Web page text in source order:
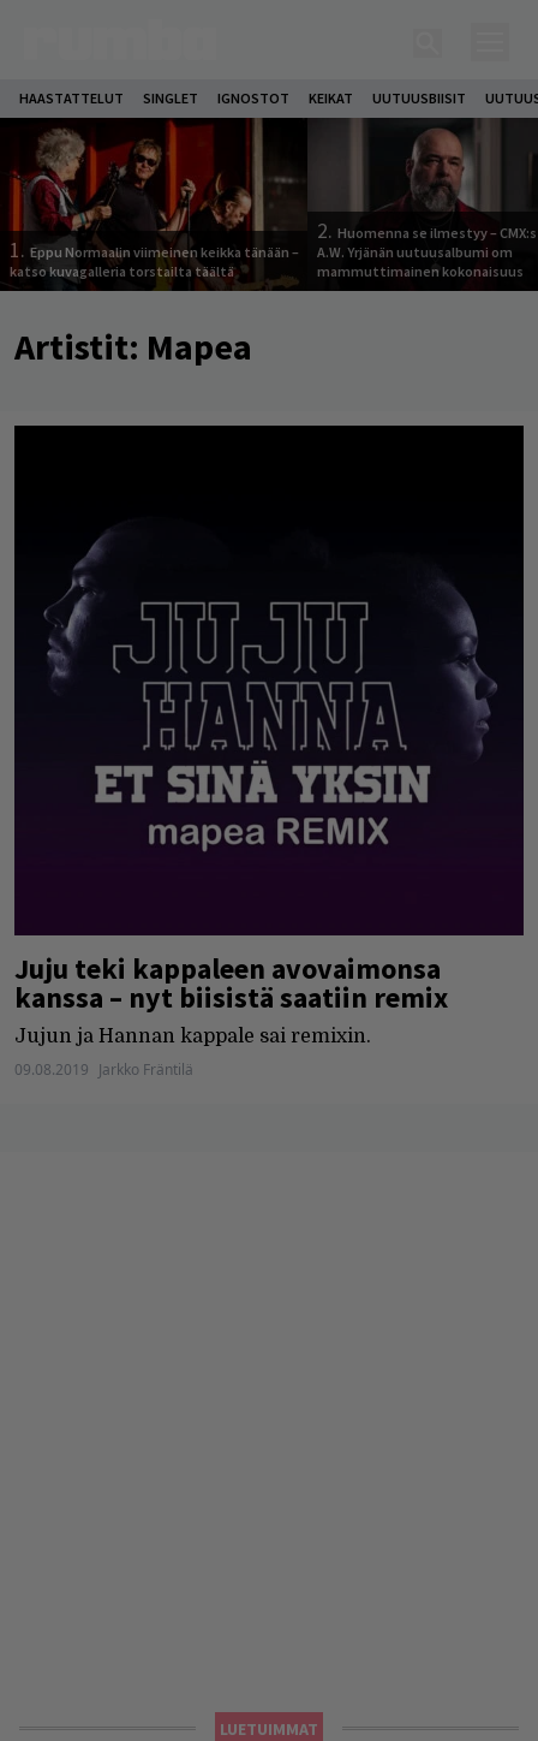
HAASTATTELUT SINGLET IGNOSTOT KEIKAT UUTUUSBIISIT
1. Eppu Normaalin viimeinen keikka tänään –
katso kuvagalleria torstailta täältä
2. Huomenna se ilmestyy –
A.W. Yrjänän uutuusalbumi om
mammuttimainen kokonaisuus
Artistit: Mapea
Juju teki kappaleen avovaimonsa
kanssa – nyt biisistä saatiin remix
Jujun ja Hannan kappale sai remixin.
09.08.2019 Jarkko Fräntilä
LUETUIMMAT